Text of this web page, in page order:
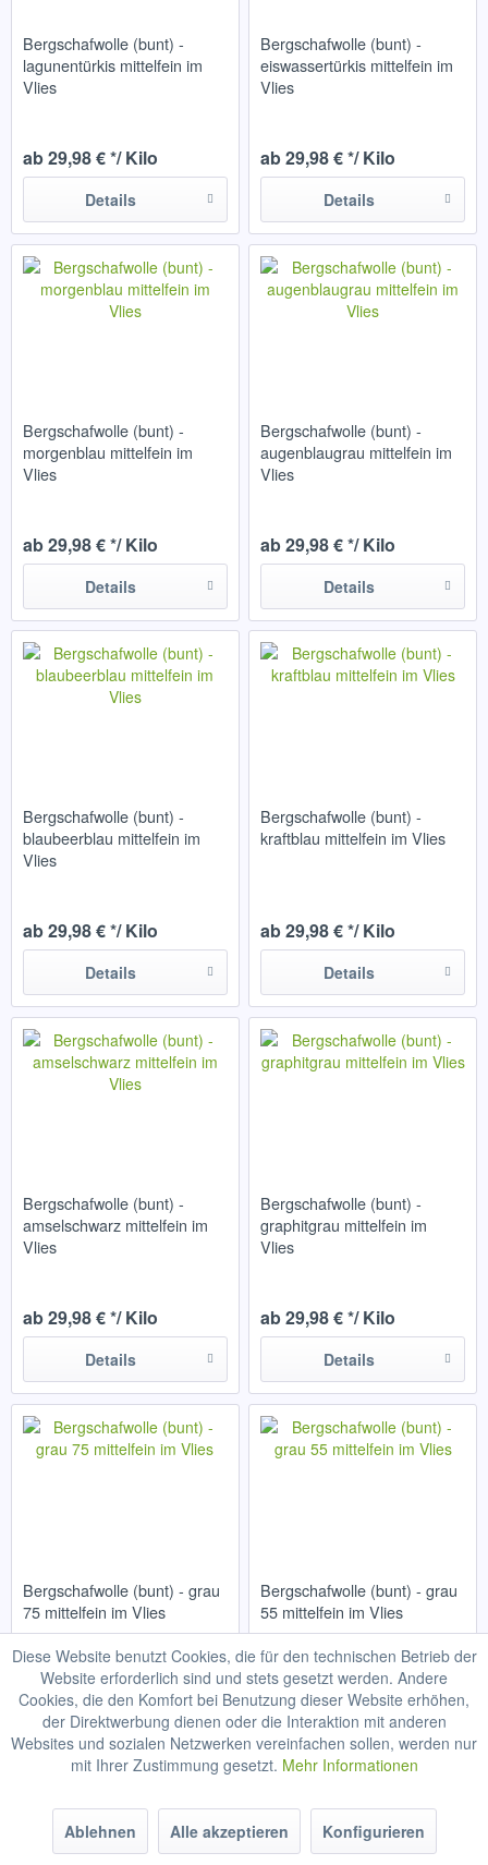
Bergschafwolle (bunt) -
lagunentürkis mittelfein im
Vlies
ab 29,98 € */ Kilo
Details
Bergschafwolle (bunt) -
eiswassertürkis mittelfein im
Vlies
ab 29,98 € */ Kilo
Details
Bergschafwolle (bunt) -
morgenblau mittelfein im
Vlies
ab 29,98 € */ Kilo
Details
Bergschafwolle (bunt) -
augenblaugrau mittelfein im
Vlies
ab 29,98 € */ Kilo
Details
Bergschafwolle (bunt) -
blaubeerblau mittelfein im
Vlies
ab 29,98 € */ Kilo
Details
Bergschafwolle (bunt) -
kraftblau mittelfein im Vlies
ab 29,98 € */ Kilo
Details
Bergschafwolle (bunt) -
amselschwarz mittelfein im
Vlies
ab 29,98 € */ Kilo
Details
Bergschafwolle (bunt) -
graphitgrau mittelfein im
Vlies
ab 29,98 € */ Kilo
Details
Bergschafwolle (bunt) - grau
75 mittelfein im Vlies
ab 29,98 € */ Kilo
Details
Bergschafwolle (bunt) - grau
55 mittelfein im Vlies
ab 29,98 € */ Kilo
Details
Diese Website benutzt Cookies, die für den technischen Betrieb der
Website erforderlich sind und stets gesetzt werden. Andere
Cookies, die den Komfort bei Benutzung dieser Website erhöhen,
der Direktwerbung dienen oder die Interaktion mit anderen
Websites und sozialen Netzwerken vereinfachen sollen, werden nur
mit Ihrer Zustimmung gesetzt. Mehr Informationen
Ablehnen Alle akzeptieren Konfigurieren